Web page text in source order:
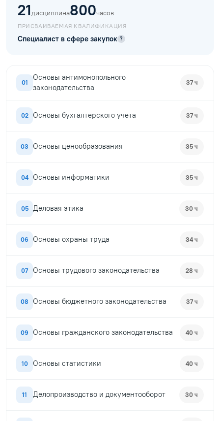
21дисциплина800часов
ПРИСВАИВАЕМАЯ КВАЛИФИКАЦИЯ
Специалист в сфере закупок ?
01
Основы антимонопольного
законодательства
37 ч
02 Основы бухгалтерского учета 37 ч
03 Основы ценообразования 35 ч
04 Основы информатики 35 ч
05 Деловая этика 30 ч
06 Основы охраны труда 34 ч
07 Основы трудового законодательства 28 ч
08 Основы бюджетного законодательства 37 ч
09 Основы гражданского законодательства 40 ч
10 Основы статистики 40 ч
11 Делопроизводство и документооборот 30 ч